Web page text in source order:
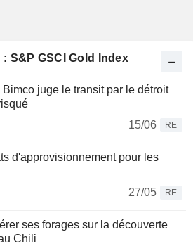
S&P GSCI Gold Index
juge le transit par le détroit
15/06
RE
d'approvisionnement pour les
27/05
RE
ses forages sur la découverte
Chili